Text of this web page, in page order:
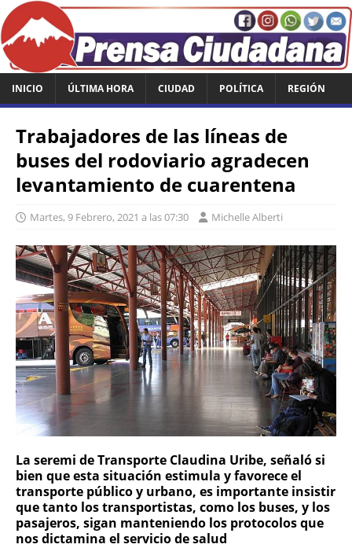
INICIO ÚLTIMA HORA CIUDAD POLÍTICA REGIÓN
Trabajadores de las líneas de
buses del rodoviario agradecen
levantamiento de cuarentena
Martes, 9 Febrero, 2021 a las 07:30 Michelle Alberti
La seremi de Transporte Claudina Uribe, señaló si
bien que esta situación estimula y favorece el
transporte público y urbano, es importante insistir
que tanto los transportistas, como los buses, y los
pasajeros, sigan manteniendo los protocolos que
nos dictamina el servicio de salud